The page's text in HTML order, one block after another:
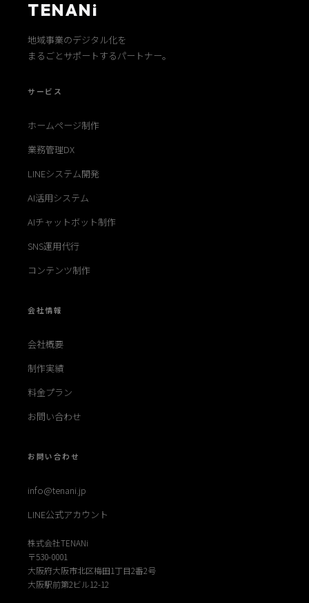
TENANi
地域事業のデジタル化を
まるごとサポートするパートナー。
サービス
ホームページ制作
業務管理DX
LINEシステム開発
AI活用システム
AIチャットボット制作
SNS運用代行
コンテンツ制作
会社情報
会社概要
制作実績
料金プラン
お問い合わせ
お問い合わせ
info@tenani.jp
LINE公式アカウント
株式会社TENANi
〒530-0001
大阪府大阪市北区梅田1丁目2番2号
大阪駅前第2ビル12-12